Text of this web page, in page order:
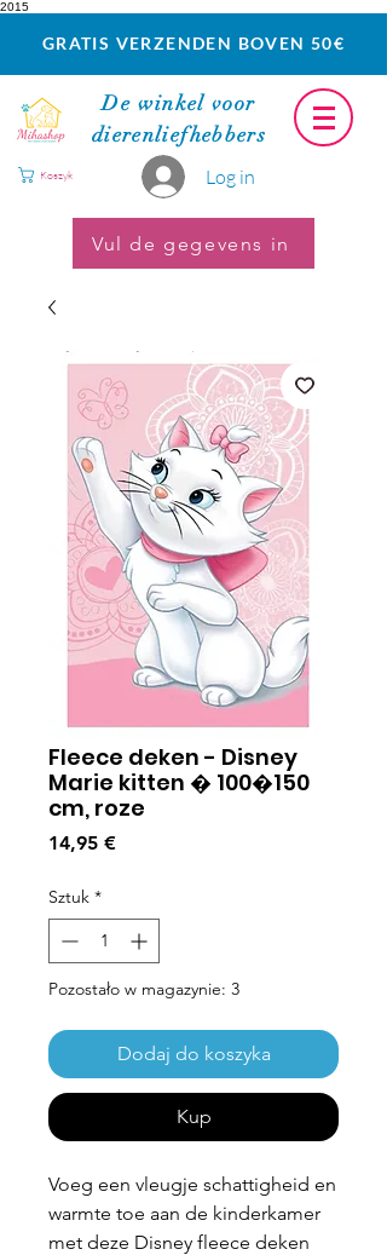
2015
GRATIS VERZENDEN BOVEN 50€
De winkel voor
dierenliefhebbers
Log in
Koszyk
Vul de gegevens in
Fleece deken - Disney
Marie kitten � 100�150
cm, roze
14,95 €Cena
Sztuk *
Pozostało w magazynie: 3
Dodaj do koszyka
Kup
Voeg een vleugje schattigheid en
warmte toe aan de kinderkamer
met deze Disney fleece deken